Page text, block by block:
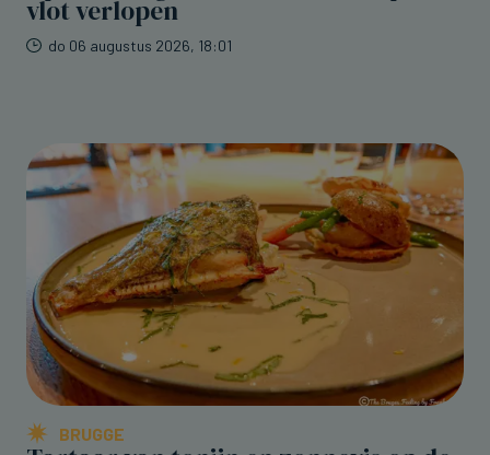
vlot verlopen
do 06 augustus 2026, 18:01
BRUGGE